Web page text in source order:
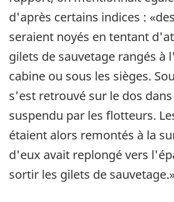
d'après certains indices :
seraient noyés en tentant
gilets de sauvetage rangés à
cabine ou sous les sièges.
s'est retrouvé sur le dos
suspendu par les flotteurs.
étaient alors remontés à la
d'eux avait replongé vers
sortir les gilets de